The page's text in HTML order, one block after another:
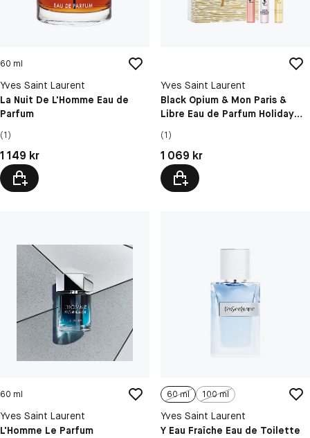
60 ml
Yves Saint Laurent
La Nuit De L'Homme Eau de
Parfum
(1)
Pris: 1 149 kr
1 149 kr
Yves Saint Laurent
Black Opium & Mon Paris &
Libre Eau de Parfum Holiday
(1)
Pris: 1 069 kr
1 069 kr
60 ml
Yves Saint Laurent
L'Homme Le Parfum
60 ml 100 ml
Yves Saint Laurent
Y Eau Fraîche Eau de Toilette